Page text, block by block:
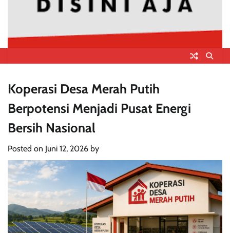
Koperasi Desa Merah Putih
Berpotensi Menjadi Pusat Energi
Bersih Nasional
Posted on Juni 12, 2026 by